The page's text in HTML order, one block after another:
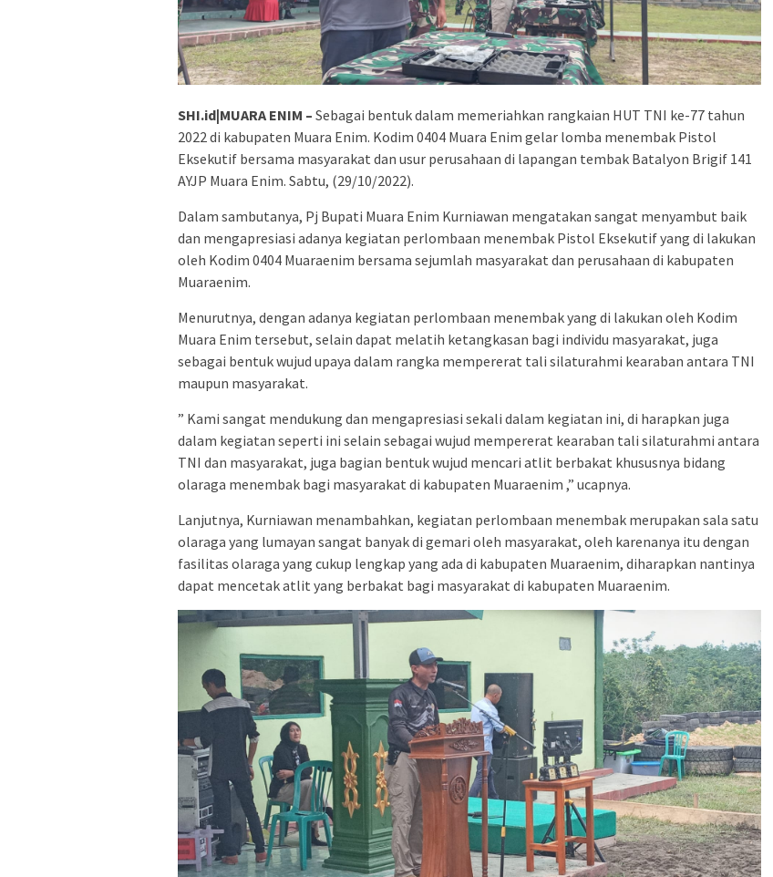
SHI.id|MUARA ENIM – Sebagai bentuk dalam memeriahkan rangkaian HUT TNI ke-77 tahun
2022 di kabupaten Muara Enim. Kodim 0404 Muara Enim gelar lomba menembak Pistol
Eksekutif bersama masyarakat dan usur perusahaan di lapangan tembak Batalyon Brigif 141
AYJP Muara Enim. Sabtu, (29/10/2022).
Dalam sambutanya, Pj Bupati Muara Enim Kurniawan mengatakan sangat menyambut baik
dan mengapresiasi adanya kegiatan perlombaan menembak Pistol Eksekutif yang di lakukan
oleh Kodim 0404 Muaraenim bersama sejumlah masyarakat dan perusahaan di kabupaten
Muaraenim.
Menurutnya, dengan adanya kegiatan perlombaan menembak yang di lakukan oleh Kodim
Muara Enim tersebut, selain dapat melatih ketangkasan bagi individu masyarakat, juga
sebagai bentuk wujud upaya dalam rangka mempererat tali silaturahmi kearaban antara TNI
maupun masyarakat.
” Kami sangat mendukung dan mengapresiasi sekali dalam kegiatan ini, di harapkan juga
dalam kegiatan seperti ini selain sebagai wujud mempererat kearaban tali silaturahmi antara
TNI dan masyarakat, juga bagian bentuk wujud mencari atlit berbakat khususnya bidang
olaraga menembak bagi masyarakat di kabupaten Muaraenim ,” ucapnya.
Lanjutnya, Kurniawan menambahkan, kegiatan perlombaan menembak merupakan sala satu
olaraga yang lumayan sangat banyak di gemari oleh masyarakat, oleh karenanya itu dengan
fasilitas olaraga yang cukup lengkap yang ada di kabupaten Muaraenim, diharapkan nantinya
dapat mencetak atlit yang berbakat bagi masyarakat di kabupaten Muaraenim.